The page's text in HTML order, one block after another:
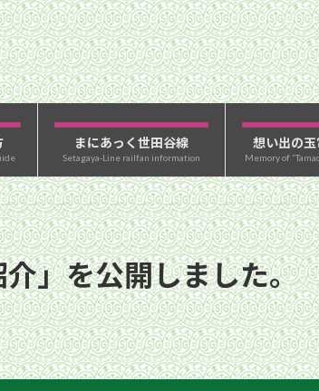
まにあっく世田谷線
Setagaya-Line railfan information
想い出の玉
Memory of
」を公開しました。